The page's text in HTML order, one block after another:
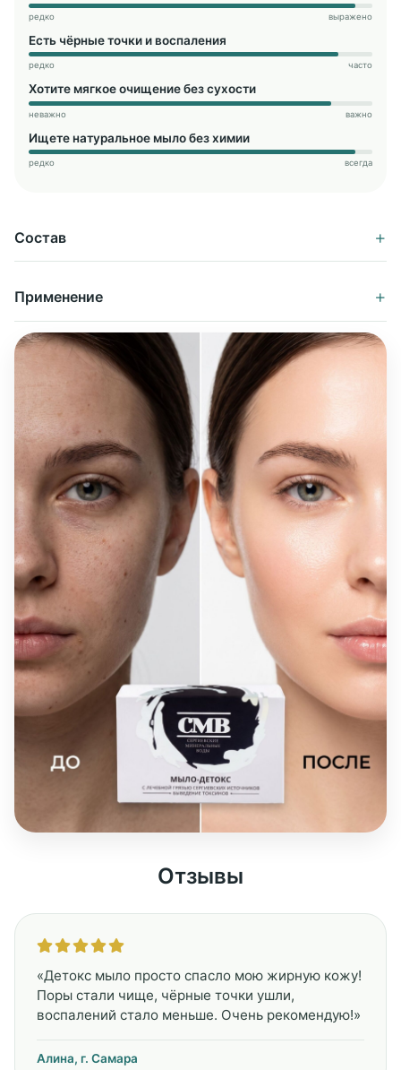
редко выражено
Есть чёрные точки и воспаления
редко часто
Хотите мягкое очищение без сухости
неважно важно
Ищете натуральное мыло без химии
редко всегда
Состав +
чайного дерева и лавра, экстракты ламинарии, фиалки,
Применение +
Инструкция по использованию:
Намыльте руки тёплой водой, вспеньте мыло до лёгкой
пены, нанесите на кожу лица, шеи или тела мягкими
круговыми движениями. Оставьте на 1–2 минуты для
активного действия компонентов, затем смойте тёплой
водой. Подходит для ежедневного использования утром и
вечером.
Отзывы
«Детокс мыло просто спасло мою жирную кожу!
Поры стали чище, чёрные точки ушли,
воспалений стало меньше. Очень рекомендую!»
Алина, г. Самара